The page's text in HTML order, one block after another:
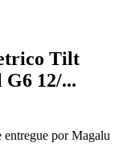
Tilt
12/...
entregue por Magalu